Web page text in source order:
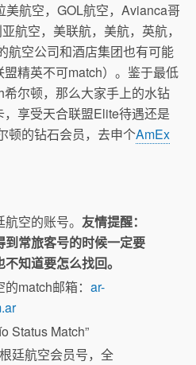
美航空，GOL航空，Avianca哥
航空，美联航，美航，英航，
航空公司和酒店集团也有可能
精英不可match）。鉴于最低
尔顿，那么大家手上的水钻
享受天合联盟Elite待遇还是
顿的钻石会员，去申个AmEx
航空的账号。友情提醒：
常旅客号的时候一定要
知道要怎么找回。
的match邮箱：ar-
Status Match”
廷航空会员号，全